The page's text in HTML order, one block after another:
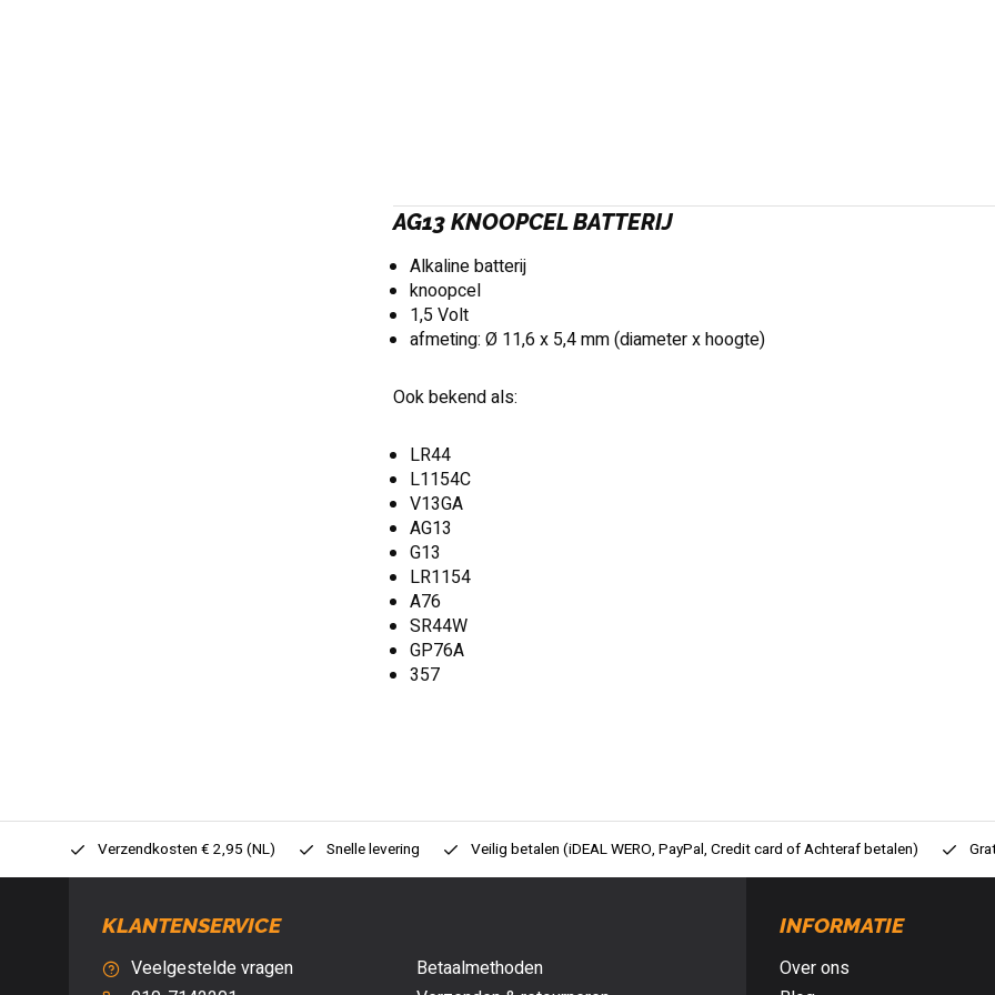
AG13 KNOOPCEL BATTERIJ
Alkaline batterij
knoopcel
1,5 Volt
afmeting: Ø 11,6 x 5,4 mm (diameter x hoogte)
Ook bekend als:
LR44
L1154C
V13GA
AG13
G13
LR1154
A76
SR44W
GP76A
357
Verzendkosten € 2,95 (NL) Snelle levering Veilig betalen (iDEAL WERO, PayPal, Credit card of Achteraf betalen)
KLANTENSERVICE
Veelgestelde vragen
Betaalmethoden
INFORMATIE
Over ons